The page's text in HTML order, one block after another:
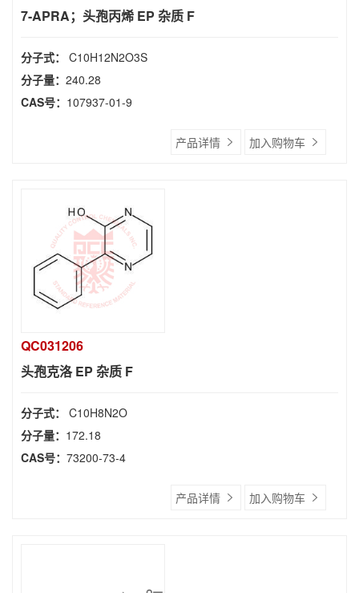
7-APRA；头孢丙烯 EP 杂质 F
分子式： C10H12N2O3S
分子量： 240.28
CAS号： 107937-01-9
产品详情 加入购物车
QC031206
头孢克洛 EP 杂质 F
分子式： C10H8N2O
分子量： 172.18
CAS号： 73200-73-4
产品详情 加入购物车